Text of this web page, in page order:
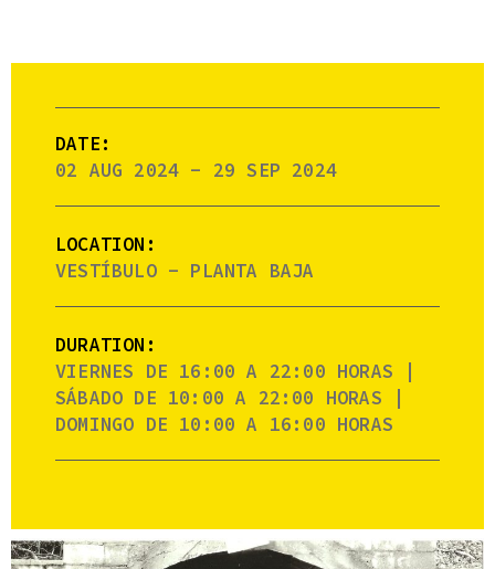
DATE:
02 AUG 2024 - 29 SEP 2024
LOCATION:
VESTÍBULO - PLANTA BAJA
DURATION:
VIERNES DE 16:00 A 22:00 HORAS |
SÁBADO DE 10:00 A 22:00 HORAS |
DOMINGO DE 10:00 A 16:00 HORAS